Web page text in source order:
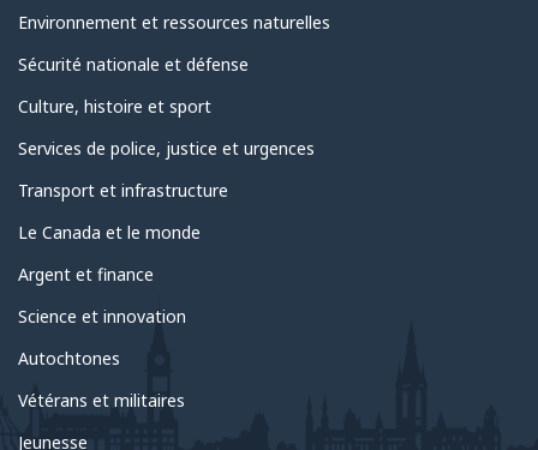
Environnement et ressources naturelles
Sécurité nationale et défense
Culture, histoire et sport
Services de police, justice et urgences
Transport et infrastructure
Le Canada et le monde
Argent et finance
Science et innovation
Autochtones
Vétérans et militaires
Jeunesse